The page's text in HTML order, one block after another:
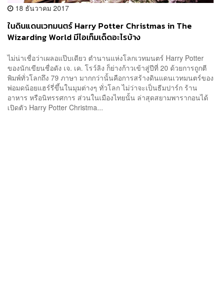
18 ธันวาคม 2017
ในดินแดนเวทมนตร์ Harry Potter Christmas in The
Wizarding World มีไอเท็มเด็ดอะไรบ้าง
ไม่น่าเชื่อว่าเผลอแป๊บเดียว ตำนานแห่งโลกเวทมนตร์ Harry Potter
ของนักเขียนชื่อดัง เจ. เค. โรว์ลิง ก็ย่างก้าวเข้าสู่ปีที่ 20 ด้วยการถูกตี
พิมพ์ทั่วโลกถึง 79 ภาษา มากกว่านั้นคือการสร้างดินแดนเวทมนตร์ของ
พ่อมดน้อยแฮร์รี่ขึ้นในมุมต่างๆ ทั่วโลก ไม่ว่าจะเป็นธีมปาร์ก ร้าน
อาหาร หรือนิทรรศการ ส่วนในเมืองไทยนั้น ล่าสุดสยามพารากอนได้
เปิดตัว Harry Potter Christma...